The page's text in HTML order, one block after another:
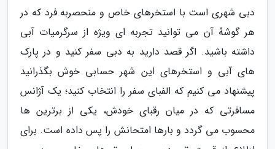
دبی شهری است با استخرهای خاص و منحصربه فرد که در
هر گوشۀ آن می توانید تجربه ای ویژه از سرگرمیات آبی
داشته باشید. اگر قصد دارید به دبی سفر کنید و در پارک
های آبی و استخرهای این شهر حسابی خوش بگذرانید
پیشنهاد می کنیم که الفبای سفر را انتخاب کنید؛ یک آژانس
مسافرتی که در میان رقبای خودش، یکی از برترین ها
محسوب می گردد و بارها امتحانش را پس داده است. برای